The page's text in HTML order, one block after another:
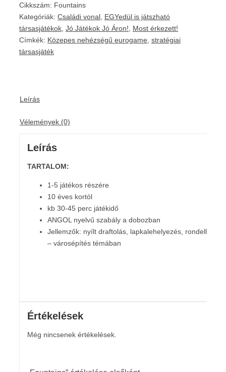
Cikkszám: Fountains
Kategóriák: Családi vonal EGYedül is játszható
társasjátékok Jó Játékok Jó Áron!
Most érkezett!
Címkék: Közepes nehézségű eurogame stratégiai
társasjáték
Leírás
Vélemények (0)
Leírás
TARTALOM:
1-5 játékos részére
10 éves kortól
kb 30-45 perc játékidő
ANGOL nyelvű szabály a dobozban
Jellemzők: nyílt draftolás, lapkalehelyezés, rondella
– városépítés témában
Értékelések
Még nincsenek értékelések.